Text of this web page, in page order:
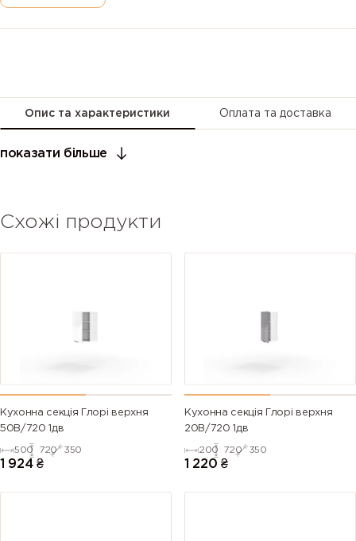
Опис та характеристики Оплата та доставка
показати більше
Схожі продукти
Кухонна секція Глорі верхня
50В/720 1дв
500 720 350
1 924 ₴
Кухонна секція Глорі верхня
20В/720 1дв
200 720 350
1 220 ₴